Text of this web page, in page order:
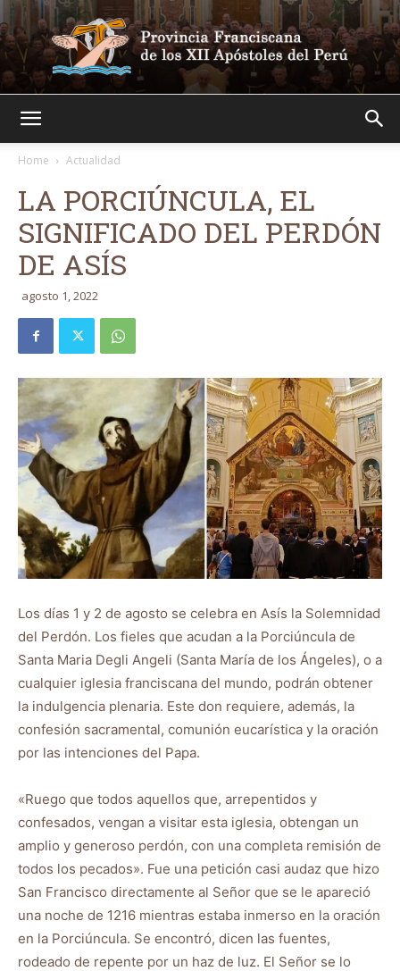
Home
Actualidad
LA PORCIÚNCULA, EL
SIGNIFICADO DEL PERDÓN
DE ASÍS
agosto 1, 2022
Los días 1 y 2 de agosto se celebra en Asís la Solemnidad
del Perdón. Los fieles que acudan a la Porciúncula de
Santa Maria Degli Angeli (Santa María de los Ángeles), o a
cualquier iglesia franciscana del mundo, podrán obtener
la indulgencia plenaria. Este don requiere, además, la
confesión sacramental, comunión eucarística y la oración
por las intenciones del Papa.
«Ruego que todos aquellos que, arrepentidos y
confesados, vengan a visitar esta iglesia, obtengan un
amplio y generoso perdón, con una completa remisión de
todos los pecados». Fue una petición casi audaz que hizo
San Francisco directamente al Señor que se le apareció
una noche de 1216 mientras estaba inmerso en la oración
en la Porciúncula. Se encontró, dicen las fuentes,
rodeado de repente por un haz de luz. El Señor se lo